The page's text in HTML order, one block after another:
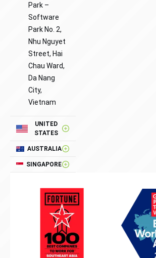
Park –
Software
Park No. 2,
Nhu Nguyet
Street, Hai
Chau Ward,
Da Nang
City,
Vietnam
UNITED
STATES
AUSTRALIA
SINGAPORE